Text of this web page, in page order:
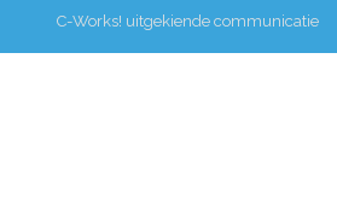
C-Works! uitgekiende communicatie